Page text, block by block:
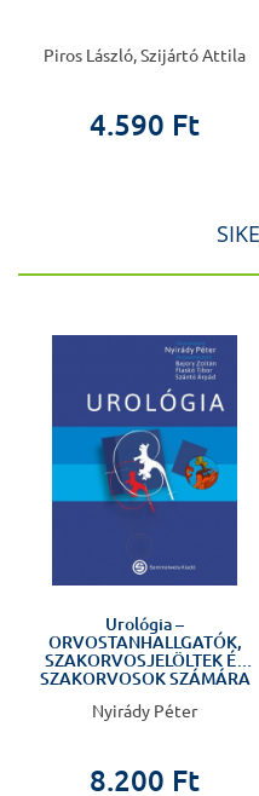
Piros László, Szijártó Attila
4.590 Ft
Urológia –
ORVOSTANHALLGATÓK,
SZAKORVOSJELÖLTEK ÉS
SZAKORVOSOK SZÁMÁRA
Nyirády Péter
8.200 Ft